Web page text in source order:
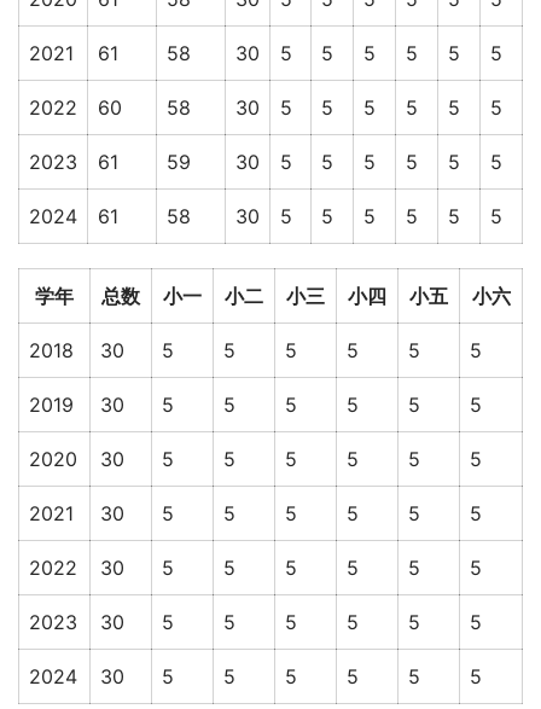
2021 61 58 30 5 5 5 5 5 5
2022 60 58 30 5 5 5 5 5 5
2023 61 59 30 5 5 5 5 5 5
2024 61 58 30 5 5 5 5 5 5
学年 总数 小一 小二 小三 小四 小五 小六
2018 30 5 5 5 5 5 5
2019 30 5 5 5 5 5 5
2020 30 5 5 5 5 5 5
2021 30 5 5 5 5 5 5
2022 30 5 5 5 5 5 5
2023 30 5 5 5 5 5 5
2024 30 5 5 5 5 5 5